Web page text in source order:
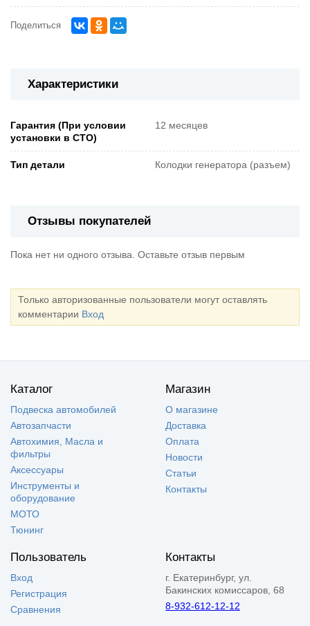
Поделиться
Характеристики
Гарантия (При условии
установки в СТО)
12 месяцев
Тип детали Колодки генератора (разъем)
Отзывы покупателей
Пока нет ни одного отзыва. Оставьте отзыв первым
Только авторизованные пользователи могут оставлять
комментарии Вход
Каталог
Подвеска автомобилей
Автозапчасти
Автохимия, Масла и
фильтры
Аксессуары
Инструменты и
оборудование
МОТО
Тюнинг
Магазин
О магазине
Доставка
Оплата
Новости
Статьи
Контакты
Пользователь
Вход
Регистрация
Сравнения
Контакты
г. Екатеринбург, ул.
Бакинских комиссаров, 68
8-932-612-12-12